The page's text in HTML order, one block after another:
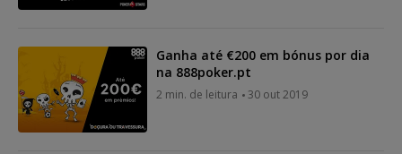
Ganha até €200 em bónus por dia
na 888poker.pt
2 min. de leitura 30 out 2019